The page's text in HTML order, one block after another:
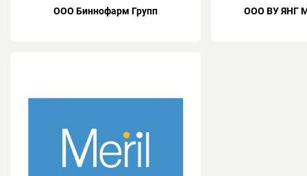
ООО Биннофарм Групп ООО ВУ ЯНГ